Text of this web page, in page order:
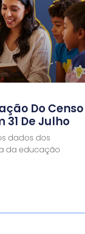
Do Censo
31 De Julho
dados dos
da educação